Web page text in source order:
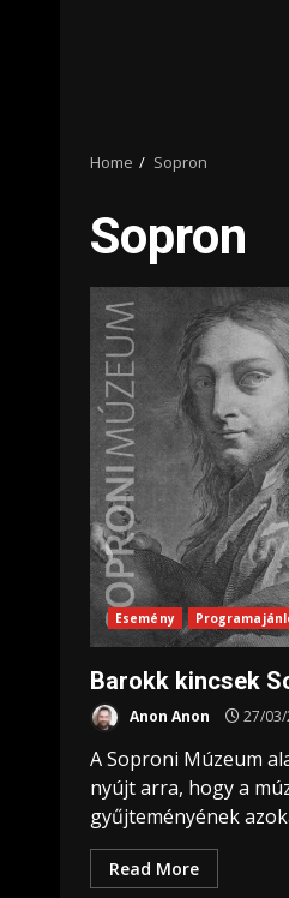
Home Sopron
Sopron
Esemény
Barokk kincsek
Anon Anon 27/
A Soproni Múzeum
nyújt arra, hogy a
gyűjteményének
Read More